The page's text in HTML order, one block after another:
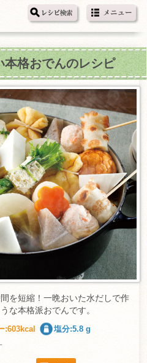
格おでんのレシピ
を短縮！一晩おいた水だしで作
な本格派おでんです。
:603kcal 塩分:5.8 g